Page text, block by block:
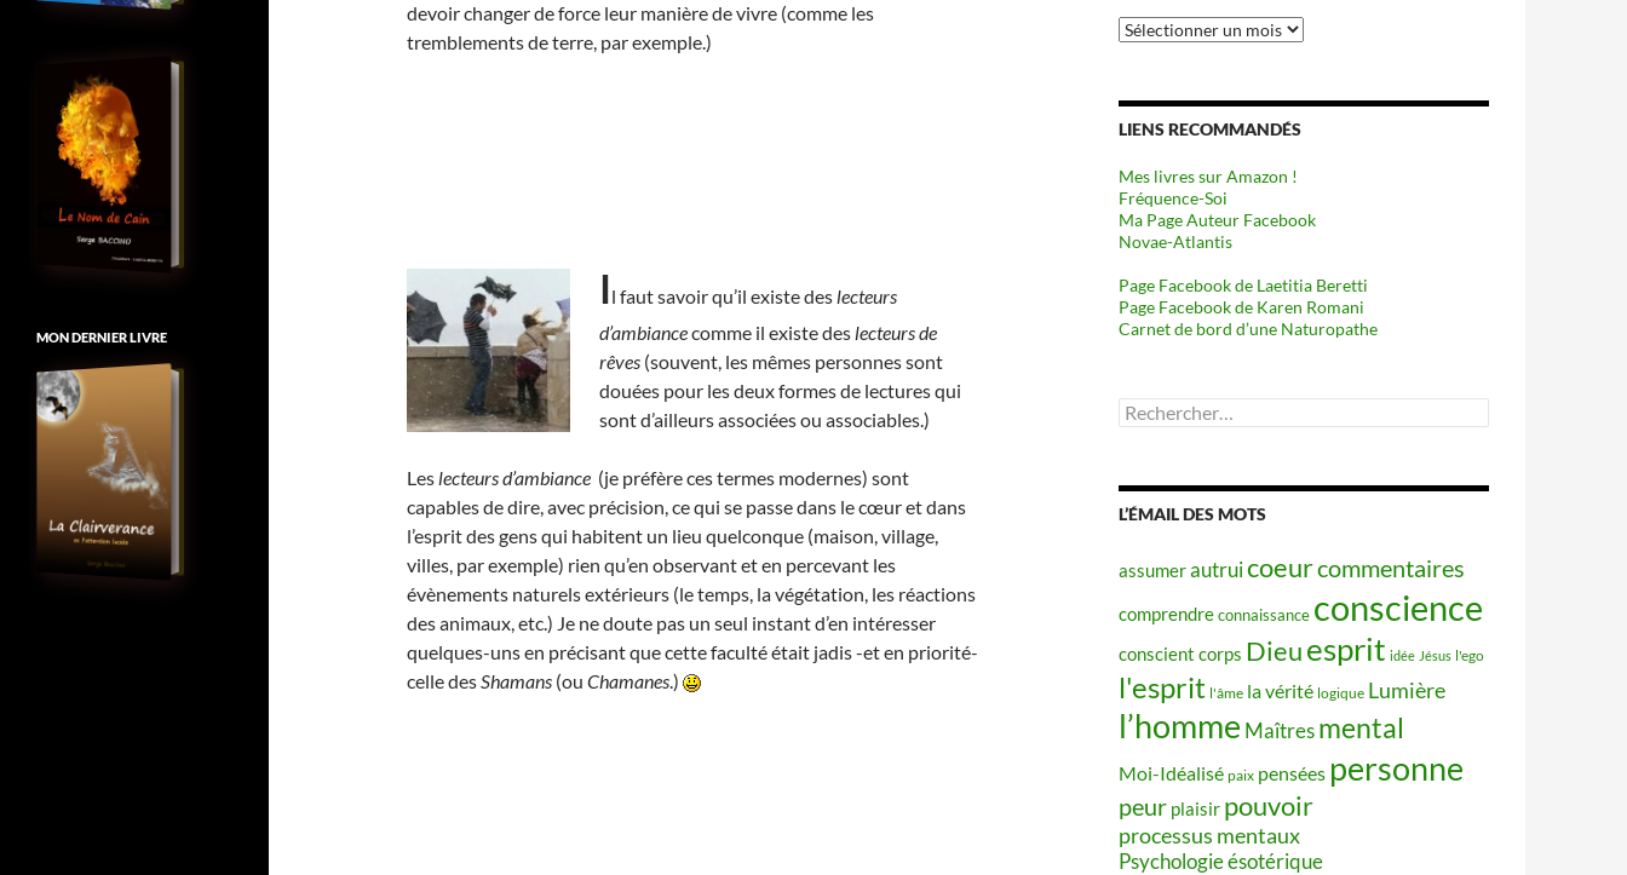
devoir changer de force leur manière de vivre (comme les
tremblements de terre, par exemple.)
Il faut savoir qu’il existe des lecteurs
d’ambiancecomme il existe des lecteurs de
rêves (souvent, les mêmes personnes sont
douées pour les deux formes de lectures qui
sont d’ailleurs associées ou associables.)
Les lecteurs d’ambiance (je préfère ces termes modernes) sont
capables de dire, avec précision, ce qui se passe dans le cœur et dans
l’esprit des gens qui habitent un lieu quelconque (maison, village,
villes, par exemple) rien qu’en observant et en percevant les
évènements naturels extérieurs (le temps, la végétation, les réactions
des animaux, etc.) Je ne doute pas un seul instant d’en intéresser
quelques-uns en précisant que cette faculté était jadis -et en priorité-
celle desShamans (ou Chamanes.)
Archives
LIENS RECOMMANDÉS
Mes livres sur Amazon !
Fréquence-Soi
Ma Page Auteur Facebook
Novae-Atlantis
Page Facebook de Laetitia Beretti
Page Facebook de Karen Romani
Carnet de bord d’une Naturopathe
Rechercher :
L’ÉMAIL DES MOTS
assumerautruicoeurcommentaires
comprendreconnaissance conscience
conscient corps Dieuesprit idée Jésus l'ego
l'esprit l'âme la vérité logique Lumière
l’homme Maîtres mental
Moi-Idéalisé paix pensées personne
peur plaisir pouvoir
processus mentaux
Psychologie ésotérique
MON DERNIER LIVRE